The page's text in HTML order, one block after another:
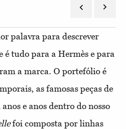
palavra para descrever
é tudo para a Hermès e para
a marca. O portefólio é
as famosas peças de
e anos dentro do nosso
foi composta por linhas